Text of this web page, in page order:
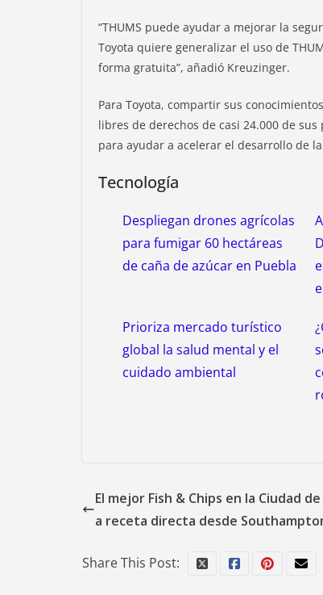
“THUMS puede ayudar a mejorar la
Toyota quiere generalizar el uso de
forma gratuita”, añadió Kreuzinger.
Para Toyota, compartir sus
libres de derechos de casi 24.000 de
para ayudar a acelerar el desarrollo de
Tecnología
Despliegan drones agrícolas
para fumigar 60 hectáreas
de caña de azúcar en Puebla
Prioriza mercado turístico
global la salud mental y el
cuidado ambiental
El mejor Fish & Chips en la Ciudad
a receta directa desde
Share This Post: